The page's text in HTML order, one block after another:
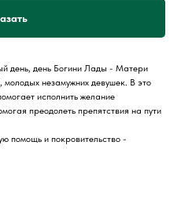
день, день Богини Лады - Матери
молодых незамужних девушек. В это
исполнить желание
преодолеть препятствия на пути
помощь и покровительство -